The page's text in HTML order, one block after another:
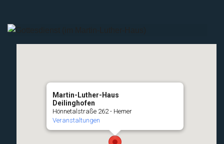
Martin-Luther-Haus
Deilinghofen
Hönnetalstraße 262 - Hemer
Veranstaltungen